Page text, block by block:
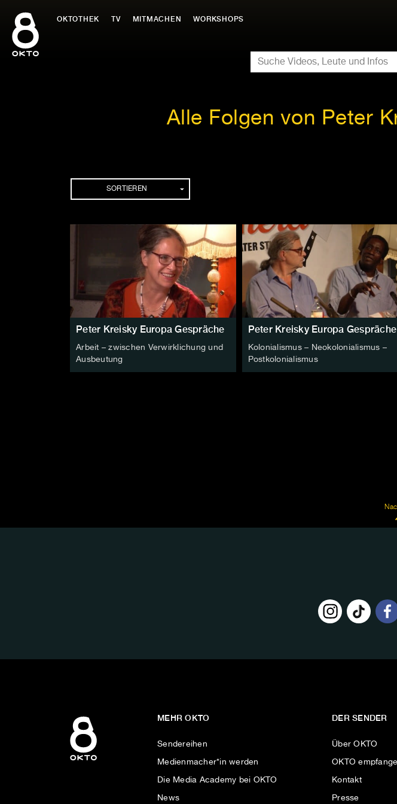
Inhalt
springen
OKTOTHEK TV MITMACHEN WORKSHOPS
SUCHE
Alle Folgen von Peter
Folgen
SORTIEREN
Peter Kreisky Europa Gespräche
Arbeit – zwischen Verwirklichung und
Ausbeutung
Peter Kreisky Europa Gespräche
Kolonialismus – Neokolonialismus –
Postkolonialismus
MEHR OKTO
Sendereihen
Medienmacher*in werden
Die Media Academy bei OKTO
News
DER SENDER
Über OKTO
OKTO
Kontakt
Presse